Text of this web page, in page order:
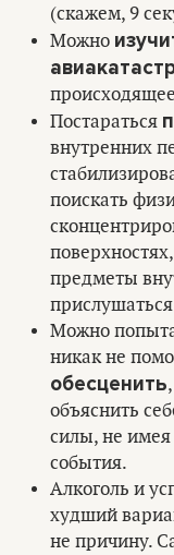
(скажем, 9
Можно
Постараться
внутренних
поискать
предметы
Можно
никак не
обесценить
объяснить
силы, не имея
события.
Алкоголь и
худший
не причину.